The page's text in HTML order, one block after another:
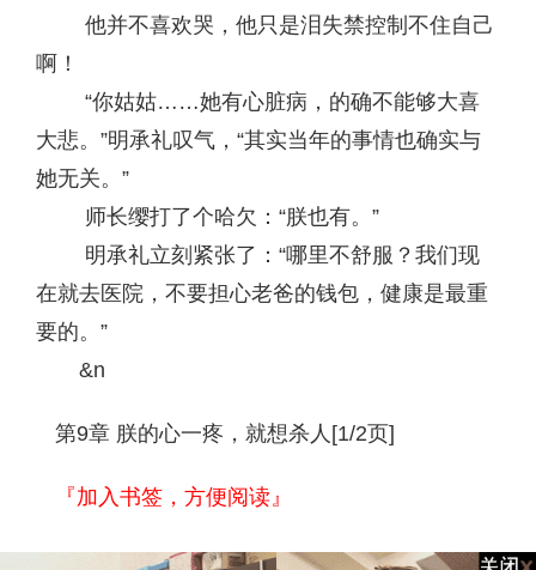
他并不喜欢哭，他只是泪失禁控制不住自己
啊！
“你姑姑……她有心脏病，的确不能够大喜
大悲。”明承礼叹气，“其实当年的事情也确实与
她无关。”
师长缨打了个哈欠：“朕也有。”
明承礼立刻紧张了：“哪里不舒服？我们现
在就去医院，不要担心老爸的钱包，健康是最重
要的。”
&n
第9章 朕的心一疼，就想杀人[1/2页]
『加入书签，方便阅读』